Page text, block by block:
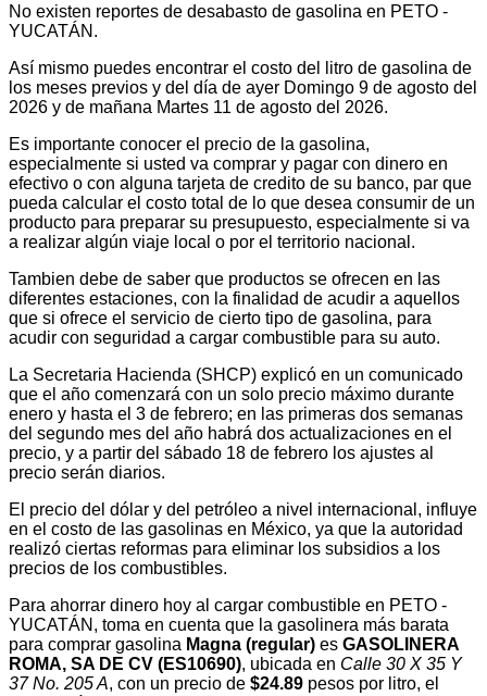
No existen reportes de desabasto de gasolina en PETO -
YUCATÁN.
Así mismo puedes encontrar el costo del litro de gasolina de
los meses previos y del día de ayer Domingo 9 de agosto del
2026 y de mañana Martes 11 de agosto del 2026.
Es importante conocer el precio de la gasolina,
especialmente si usted va comprar y pagar con dinero en
efectivo o con alguna tarjeta de credito de su banco, par que
pueda calcular el costo total de lo que desea consumir de un
producto para preparar su presupuesto, especialmente si va
a realizar algún viaje local o por el territorio nacional.
Tambien debe de saber que productos se ofrecen en las
diferentes estaciones, con la finalidad de acudir a aquellos
que si ofrece el servicio de cierto tipo de gasolina, para
acudir con seguridad a cargar combustible para su auto.
La Secretaria Hacienda (SHCP) explicó en un comunicado
que el año comenzará con un solo precio máximo durante
enero y hasta el 3 de febrero; en las primeras dos semanas
del segundo mes del año habrá dos actualizaciones en el
precio, y a partir del sábado 18 de febrero los ajustes al
precio serán diarios.
El precio del dólar y del petróleo a nivel internacional, influye
en el costo de las gasolinas en México, ya que la autoridad
realizó ciertas reformas para eliminar los subsidios a los
precios de los combustibles.
Para ahorrar dinero hoy al cargar combustible en PETO -
YUCATÁN, toma en cuenta que la gasolinera más barata
para comprar gasolina Magna (regular) es GASOLINERA
ROMA, SA DE CV (ES10690), ubicada en Calle 30 X 35 Y
37 No. 205 A, con un precio de $24.89 pesos por litro, el